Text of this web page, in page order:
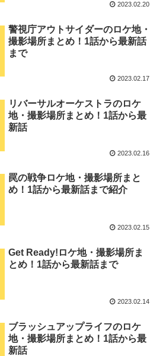
2023.02.20
警視庁アウトサイダーのロケ地・
撮影場所まとめ！1話から最新話
まで
2023.02.17
リバーサルオーケストラのロケ
地・撮影場所まとめ！1話から最
新話
2023.02.16
罠の戦争ロケ地・撮影場所まと
め！1話から最新話まで紹介
2023.02.15
Get Ready!ロケ地・撮影場所ま
とめ！1話から最新話まで
2023.02.14
ブラッシュアップライフのロケ
地・撮影場所まとめ！1話から最
新話